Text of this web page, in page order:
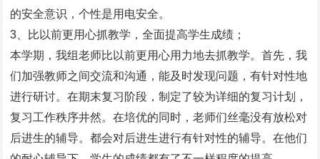
的安全意识，个性是用电安全。
3、比以前更用心抓教学，全面提高学生成绩；
本学期，我组老师比以前更用心用力地去抓教学。首先，我
们加强教师之间交流和沟通，能及时发现问题，有针对性地
进行研讨。在期末复习阶段，制定了较为详细的复习计划，
复习工作秩序井然。在培优的同时，老师们丝毫没有放松对
后进生的辅导。都会对后进生进行有针对性的辅导。在他们